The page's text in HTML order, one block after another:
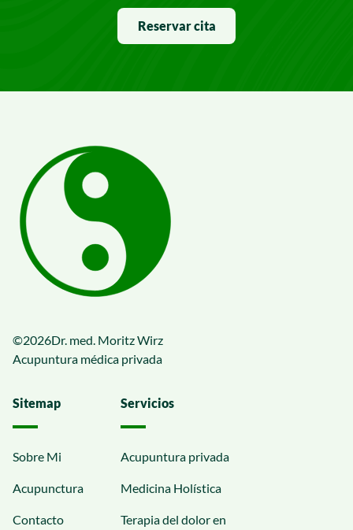
Reservar cita
©2026Dr. med. Moritz Wirz
Acupuntura médica privada
Sitemap
Sobre Mi
Acupunctura
Contacto
Servicios
Acupuntura privada
Medicina Holística
Terapia del dolor en